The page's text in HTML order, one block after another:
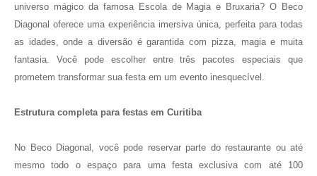
universo mágico da famosa Escola de Magia e Bruxaria? O Beco
Diagonal oferece uma experiência imersiva única, perfeita para todas
as idades, onde a diversão é garantida com pizza, magia e muita
fantasia. Você pode escolher entre três pacotes especiais que
prometem transformar sua festa em um evento inesquecível.
Estrutura completa para festas em Curitiba
No Beco Diagonal, você pode reservar parte do restaurante ou até
mesmo todo o espaço para uma festa exclusiva com até 100